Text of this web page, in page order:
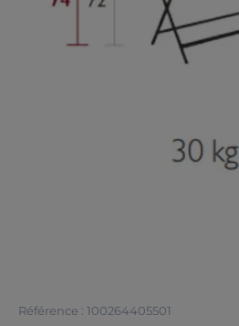
Référence : 100264405501